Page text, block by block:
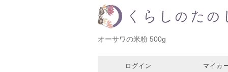
オーサワの米粉 500g
ログイン マイカ